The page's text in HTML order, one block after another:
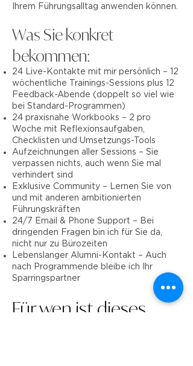
Ihrem Führungsalltag anwenden können.
Was Sie konkret
bekommen:
24 Live-Kontakte mit mir persönlich – 12
wöchentliche Trainings-Sessions plus 12
Feedback-Abende (doppelt so viel wie
bei Standard-Programmen)
24 praxisnahe Workbooks – 2 pro
Woche mit Reflexionsaufgaben,
Checklisten und Umsetzungs-Tools
Aufzeichnungen aller Sessions – Sie
verpassen nichts, auch wenn Sie mal
verhindert sind
Exklusive Community – Lernen Sie von
und mit anderen ambitionierten
Führungskräften
24/7 Email & Phone Support – Bei
dringenden Fragen bin ich für Sie da,
nicht nur zu Bürozeiten
Lebenslanger Alumni-Kontakt – Auch
nach Programmende bleibe ich Ihr
Sparringspartner
Für wen ist dieses